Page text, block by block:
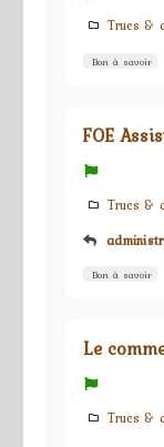
Trucs &
Bon à savoir
FOE
Trucs &
Bon à savoir
Le
Trucs &